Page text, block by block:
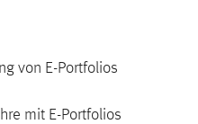
von E-Portfolios
mit E-Portfolios